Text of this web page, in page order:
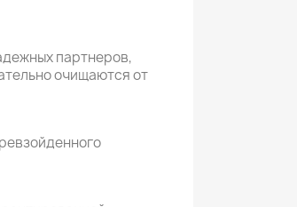
партнеров,
очищаются от